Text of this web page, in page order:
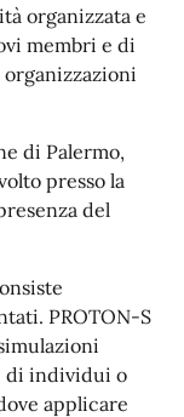
organizzata e
membri e di
organizzazioni
di Palermo,
presso la
del
PROTON-S
di individui o
applicare